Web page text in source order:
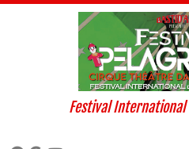
Festival International